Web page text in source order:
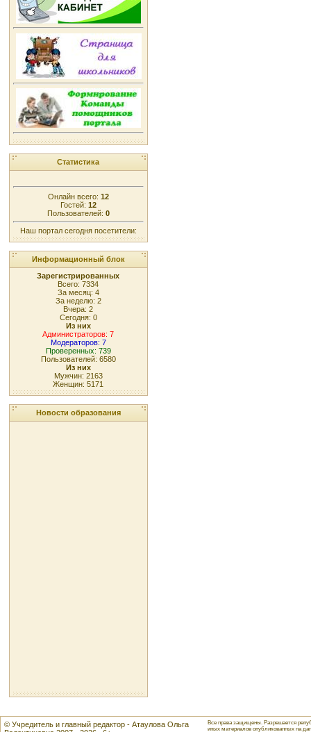
Статистика
Онлайн всего: 12
Гостей: 12
Пользователей: 0
Наш портал сегодня посетители:
Информационный блок
Зарегистрированных
Всего: 7334
За месяц: 4
За неделю: 2
Вчера: 2
Сегодня: 0
Из них
Администраторов: 7
Модераторов: 7
Проверенных: 739
Пользователей: 6580
Из них
Мужчин: 2163
Женщин: 5171
Новости образования
© Учредитель и главный редактор - Атаулова Ольга
Все права защищены. Разрешается
иных материалов опубликованных на